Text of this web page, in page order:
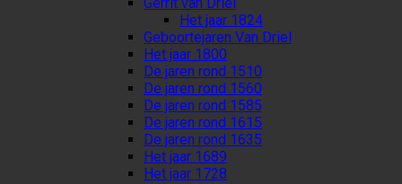
Het jaar 1824
Geboortejaren Van Driel
Het jaar 1800
De jaren rond 1510
De jaren rond 1560
De jaren rond 1585
De jaren rond 1615
De jaren rond 1635
Het jaar 1689
Het jaar 1728